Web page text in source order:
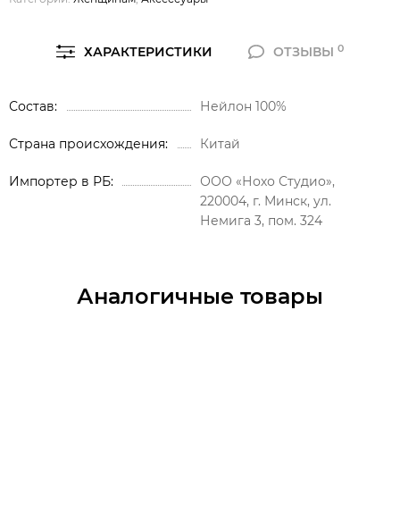
ХАРАКТЕРИСТИКИ ОТЗЫВЫ0
Состав Нейлон 100%
Страна происхождения Китай
Импортер в РБ
ООО «Нохо Студио»,
220004, г. Минск, ул.
Немига 3, пом. 324
Аналогичные товары